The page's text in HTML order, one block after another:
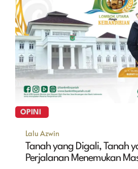
OPINI
Lalu Azwin
Tanah yang Digali, Tanah
Perjalanan Menemukan